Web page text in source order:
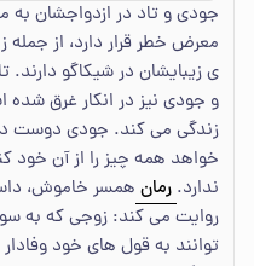
جودی و تاد در ازدواجشان
معرض خطر قرار دارد، از جمله
ی زیبایشان در شیکاگو
و جودی نیز در انکار غرق
زندگی می کند. جودی دوست
خواهد همه چیز را از آن خود
ندارد. رمان همسر خاموش،
روایت می کند: زوجی که به
توانند به قول های خود